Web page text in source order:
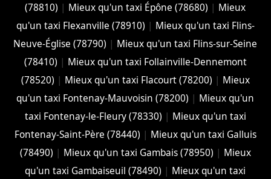
(78810) | Mieux qu'un taxi Épône (78680) | Mieux
qu'un taxi Flexanville (78910) | Mieux qu'un taxi Flins-
Neuve-Église (78790) | Mieux qu'un taxi Flins-sur-Seine
(78410) | Mieux qu'un taxi Follainville-Dennemont
(78520) | Mieux qu'un taxi Flacourt (78200) | Mieux
qu'un taxi Fontenay-Mauvoisin (78200) | Mieux qu'un
taxi Fontenay-le-Fleury (78330) | Mieux qu'un taxi
Fontenay-Saint-Père (78440) | Mieux qu'un taxi Galluis
(78490) | Mieux qu'un taxi Gambais (78950) | Mieux
qu'un taxi Gambaiseuil (78490) | Mieux qu'un taxi